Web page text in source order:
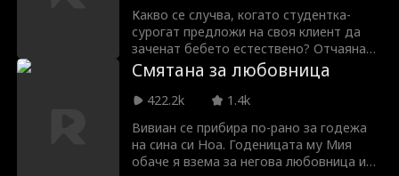
Какво се случва, когато студентка-
сурогат предложи на своя клиент да
заченат бебето естествено? Отчаяна
да спаси баща си, Харпър се съгласява
да износи бебето на Уил Трентън –
самотен и невероятно привлекателен
сблъскват и границите помежду им се
размиват, Харпър е неустоимо
привлечена от Уил. Но под
Смятана за любовница
422.2k
1.4k
Вивиан се прибира по-рано за годежа
на сина си Ноа. Годеницата му Мия
обаче я взема за негова любовница и